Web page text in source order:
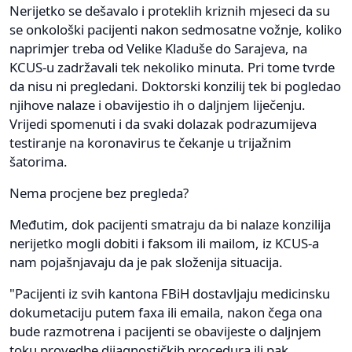
Nerijetko se dešavalo i proteklih kriznih mjeseci da su
se onkološki pacijenti nakon sedmosatne vožnje, koliko
naprimjer treba od Velike Kladuše do Sarajeva, na
KCUS-u zadržavali tek nekoliko minuta. Pri tome tvrde
da nisu ni pregledani. Doktorski konzilij tek bi pogledao
njihove nalaze i obavijestio ih o daljnjem liječenju.
Vrijedi spomenuti i da svaki dolazak podrazumijeva
testiranje na koronavirus te čekanje u trijažnim
šatorima.
Nema procjene bez pregleda?
Međutim, dok pacijenti smatraju da bi nalaze konzilija
nerijetko mogli dobiti i faksom ili mailom, iz KCUS-a
nam pojašnjavaju da je pak složenija situacija.
"Pacijenti iz svih kantona FBiH dostavljaju medicinsku
dokumetaciju putem faxa ili emaila, nakon čega ona
bude razmotrena i pacijenti se obavijeste o daljnjem